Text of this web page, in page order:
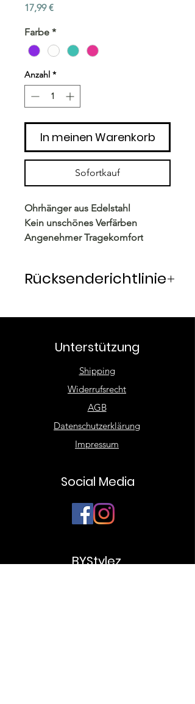
17,99 €Preis
Farbe *
Anzahl *
In meinen Warenkorb
Sofortkauf
Ohrhänger aus Edelstahl
Kein unschönes Verfärben
Angenehmer Tragekomfort
Rücksenderichtlinie
Tagen möglich. Die Ware wird
zurückgesandt. Unbeschädigte
Eingang rückerstattet.
Unterstützung
Shipping
Widerrufsrecht
AGB
Datenschutzerklärung
Impressum
Social Media
BYStylez.